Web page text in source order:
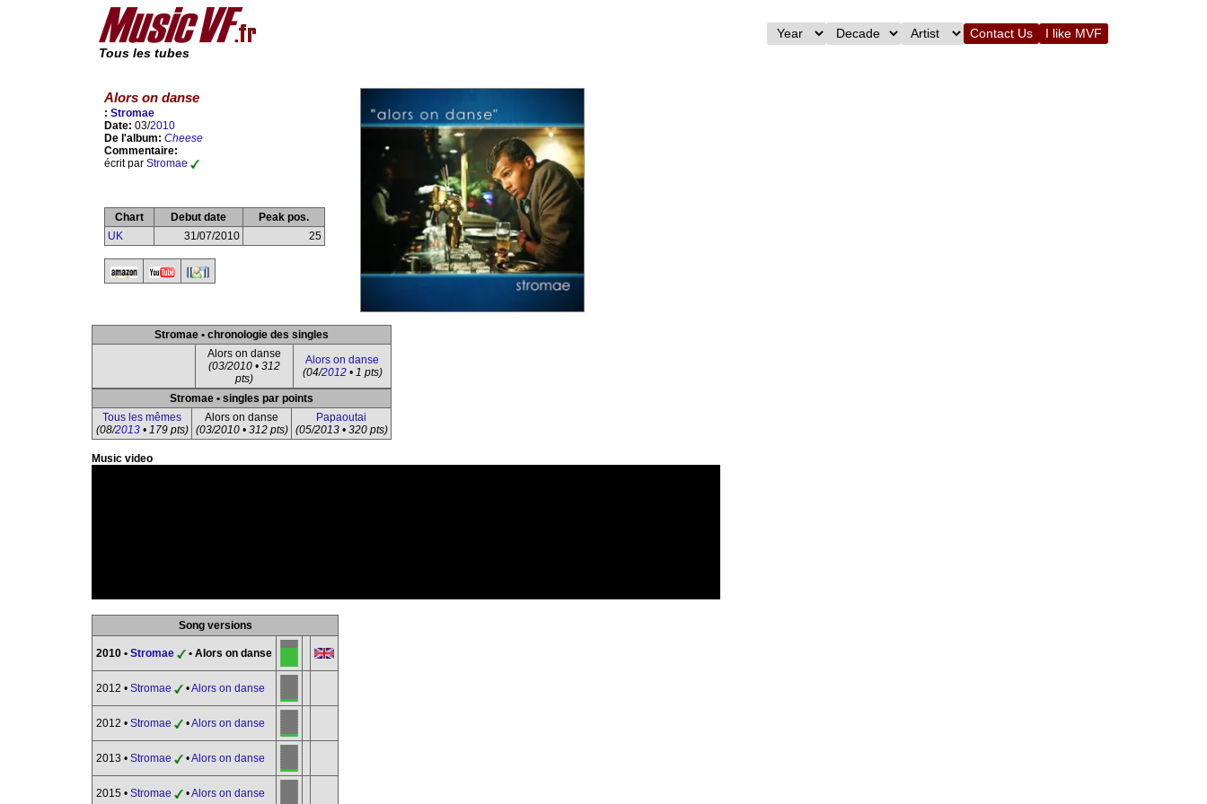
Tous les tubes
Contact Us I like MVF
Alors on danse
: Stromae
Date: 03/2010
De l'album: Cheese
Commentaire:
écrit par Stromae
Chart Debut date
Peak pos.
UK
31/07/2010 25
Stromae • chronologie des singles
Alors on danse
(03/2010 • 312
pts)
Alors on danse
(04/2012• 1 pts)
Stromae • singles par points
Tous les mêmes
(08/2013• 179 pts)
Alors on danse
(03/2010 • 312 pts)
Papaoutai
(05/2013 • 320 pts)
Music video
Song versions
2010 • Stromae • Alors on danse
2012 • Stromae •Alors on danse
2012 • Stromae •Alors on danse
2013 • Stromae •Alors on danse
2015 • Stromae •Alors on danse